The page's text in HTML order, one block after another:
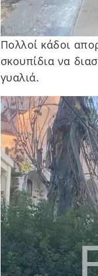
Πολλοί κάδοι
σκουπίδια να
γυαλιά.